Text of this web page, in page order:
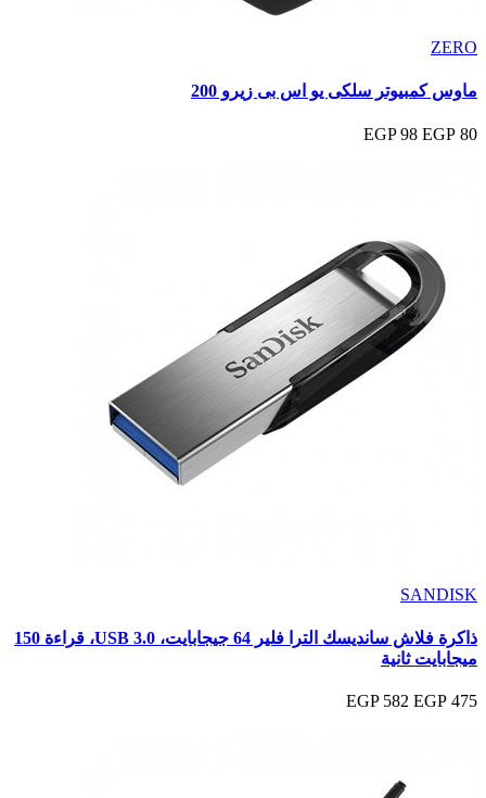
ZERO
ماوس كمبيوتر سلكى يو اس بى زيرو 200
80 EGP
98 EGP
SANDISK
ذاكرة فلاش سانديسك الترا فلير 64 جيجابايت، USB 3.0، قراءة 150
ميجابايت ثانية
475 EGP
582 EGP